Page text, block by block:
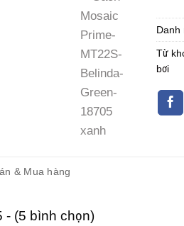
Từ
bơi
& Mua hàng
- (5 bình chọn)